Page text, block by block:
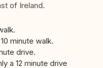
of Ireland.
minute walk.
drive.
a 12 minute drive